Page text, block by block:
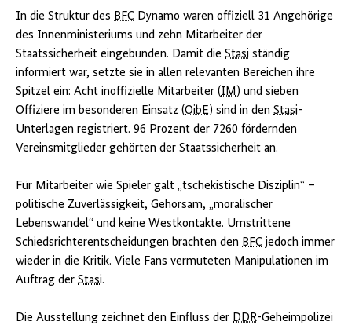
In die Struktur des BFC Dynamo waren offiziell 31 Angehörige
des Innenministeriums und zehn Mitarbeiter der
Staatssicherheit eingebunden. Damit die Stasi ständig
informiert war, setzte sie in allen relevanten Bereichen ihre
Spitzel ein: Acht inoffizielle Mitarbeiter (IM ) und sieben
Offiziere im besonderen Einsatz (OibE) sind in den Stasi-
Unterlagen registriert. 96 Prozent der 7260 fördernden
Vereinsmitglieder gehörten der Staatssicherheit an.
Für Mitarbeiter wie Spieler galt „tschekistische Disziplin“ –
politische Zuverlässigkeit, Gehorsam, „moralischer
Lebenswandel“ und keine Westkontakte. Umstrittene
Schiedsrichterentscheidungen brachten den BFC jedoch immer
wieder in die Kritik. Viele Fans vermuteten Manipulationen im
Auftrag der Stasi.
Die Ausstellung zeichnet den Einfluss der DDR-Geheimpolizei